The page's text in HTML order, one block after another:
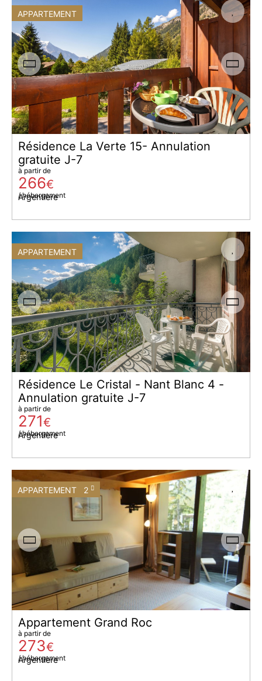
APPARTEMENT
Résidence La Verte 15- Annulation
gratuite J-7
Argentière
à partir de
266€
/ hébergement
APPARTEMENT
Résidence Le Cristal - Nant Blanc 4 -
Annulation gratuite J-7
Argentière
à partir de
271€
/ hébergement
APPARTEMENT 2
Appartement Grand Roc
Argentière
à partir de
273€
/ hébergement